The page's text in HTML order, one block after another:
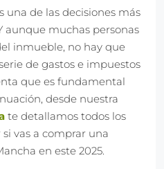
una de las decisiones más
aunque muchas personas
inmueble, no hay que
de gastos e impuestos
que es fundamental
desde nuestra
te detallamos todos los
vas a comprar una
en este 2025.